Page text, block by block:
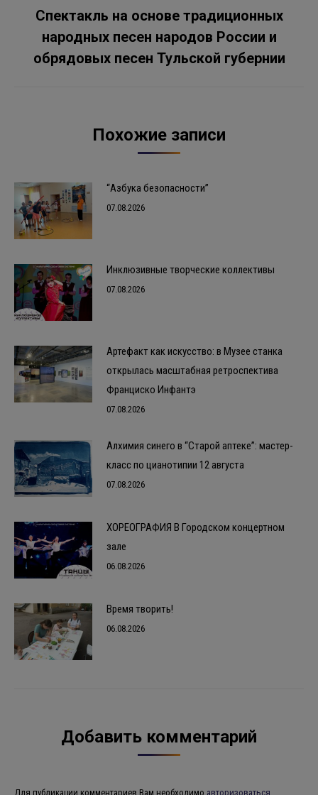
Следующая
запись:
Спектакль на основе традиционных
народных песен народов России и
обрядовых песен Тульской губернии
Похожие записи
“Азбука безопасности”
07.08.2026
Инклюзивные творческие коллективы
07.08.2026
Артефакт как искусство: в Музее станка
открылась масштабная ретроспектива
Франциско Инфантэ
07.08.2026
Алхимия синего в “Старой аптеке”: мастер-
класс по цианотипии 12 августа
07.08.2026
ХОРЕОГРАФИЯ В Городском концертном
зале
06.08.2026
Время творить!
06.08.2026
Добавить комментарий
Для публикации комментариев Вам необходимо авторизоваться